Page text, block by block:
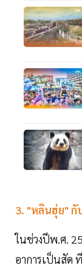
3. "หลินฮุ่ย" กั
ในช่วงปีพ.ศ.
อาการเป็นสัด